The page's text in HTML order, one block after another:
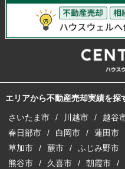
エリアから不動産売却実績を探
さいたま市 川越市 越谷
春日部市
白岡市 蓮田市
草加市
蕨市 ふじみ野市
熊谷市
久喜市 朝霞市